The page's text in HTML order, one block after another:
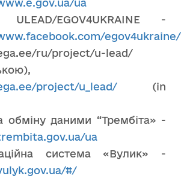
ua
ULEAD/EGOV4UKRAINE -
egov4ukraine/
ru/project/u-lead/
project/u_lead/(in
обміну даними “Трембіта» -
ua
система «Вулик» -
#/